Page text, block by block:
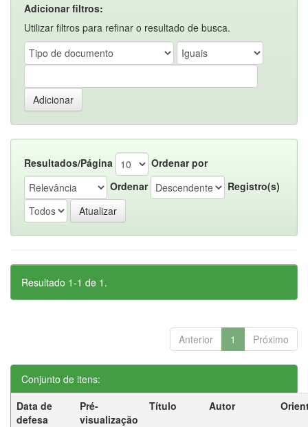
Adicionar filtros:
Utilizar filtros para refinar o resultado de busca.
Resultados/Página
Ordenar por
Ordenar
Registro(s)
Resultado 1-1 de 1.
Anterior 1 Próximo
Conjunto de itens:
Data de
defesa
Pré-
visualização
Título Autor